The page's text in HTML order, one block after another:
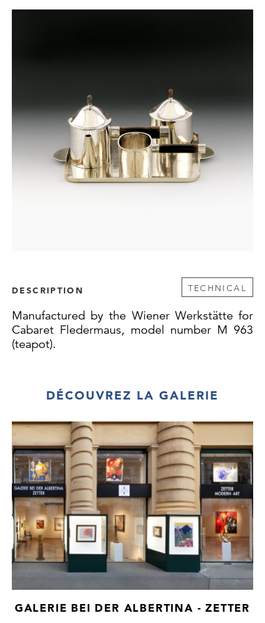
DESCRIPTION TECHNICAL
Manufactured by the Wiener Werkstätte for
Cabaret Fledermaus, model number M 963
(teapot).
DÉCOUVREZ LA GALERIE
GALERIE BEI DER ALBERTINA - ZETTER